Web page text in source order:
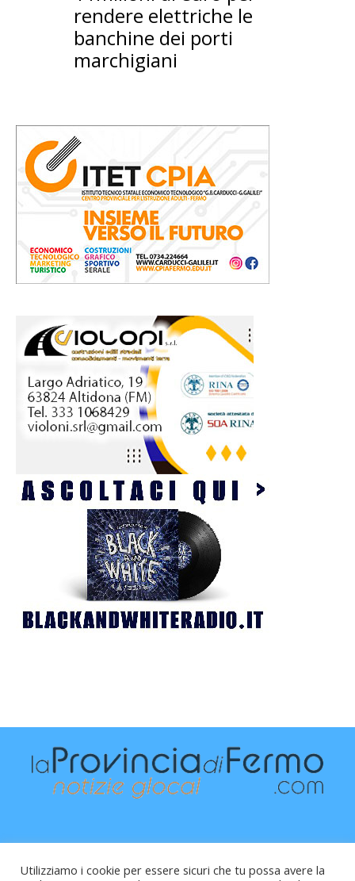
rendere elettriche le
banchine dei porti
marchigiani
Utilizziamo i cookie per essere sicuri che tu possa avere la